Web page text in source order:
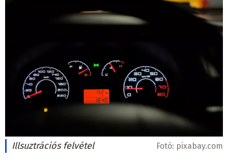
Illsuztrációs felvétel Fotó: pixabay.com